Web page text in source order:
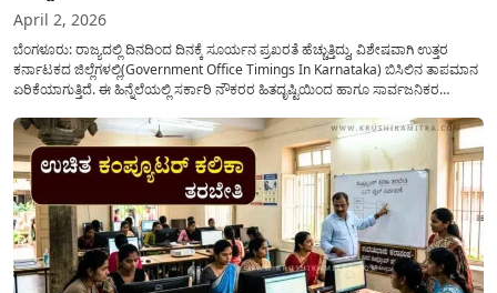
April 2, 2026
ಬೆಂಗಳೂರು: ರಾಜ್ಯದಲ್ಲಿ ದಿನದಿಂದ ದಿನಕ್ಕೆ ಸೂರ್ಯನ ಪ್ರಖರತೆ ಹೆಚ್ಚುತ್ತಿದ್ದು, ವಿಶೇಷವಾಗಿ ಉತ್ತರ
ಕರ್ನಾಟಕದ ಜಿಲ್ಲೆಗಳಲ್ಲಿ(Government Office Timings In Karnataka) ಬಿಸಿಲಿನ ತಾಪಮಾನ
ಏರಿಕೆಯಾಗುತ್ತಿದೆ. ಈ ಹಿನ್ನೆಲೆಯಲ್ಲಿ ಸರ್ಕಾರಿ ನೌಕರರ ಹಿತದೃಷ್ಟಿಯಿಂದ ಹಾಗೂ ಸಾರ್ವಜನಿಕರ
ಮತ್ತು ಕಲ್ಯಾಣ ಕರ್ನಾಟಕದ ಒಟ್ಟು 9 ಜಿಲ್ಲೆಗಳಲ್ಲಿ ಏಪ್ರಿಲ್...